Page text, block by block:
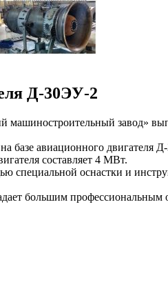
Д-30ЭУ-2
завод»
авиационного двигателя Д-
составляет 4 МВт.
специальной оснастки и
большим